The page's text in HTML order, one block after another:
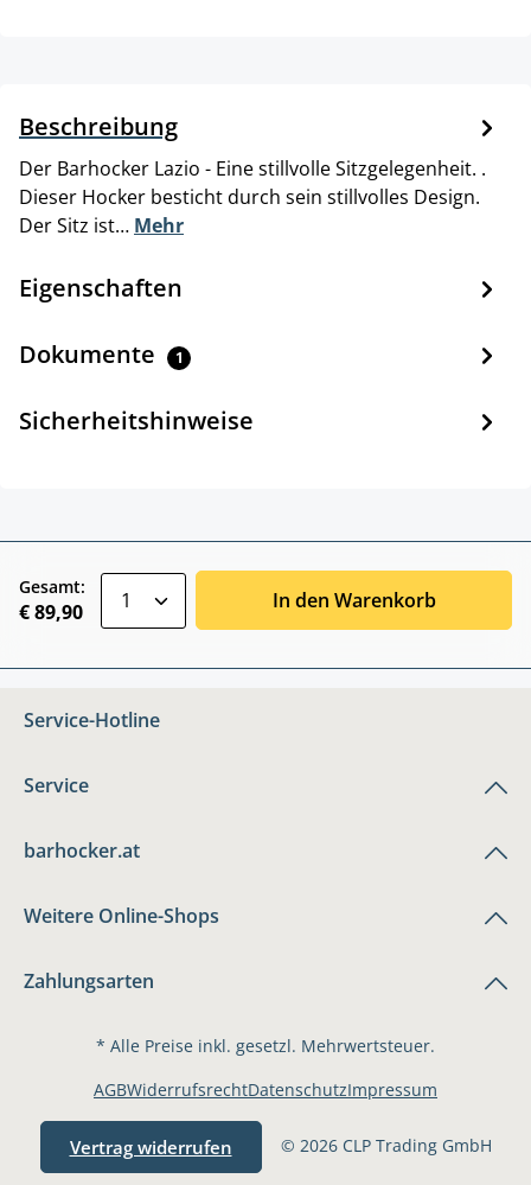
Beschreibung
Der Barhocker Lazio - Eine stillvolle Sitzgelegenheit. .
Dieser Hocker besticht durch sein stillvolles Design.
Der Sitz ist… Mehr
Eigenschaften
Dokumente 1
Sicherheitshinweise
Gesamt:
€ 89,90 In den Warenkorb
Service-Hotline
Service
barhocker.at
Weitere Online-Shops
Zahlungsarten
* Alle Preise inkl. gesetzl. Mehrwertsteuer.
Vertrag widerrufen © 2026 CLP Trading GmbH
AGBWiderrufsrechtDatenschutzImpressum